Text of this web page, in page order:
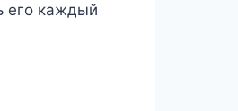
его каждый